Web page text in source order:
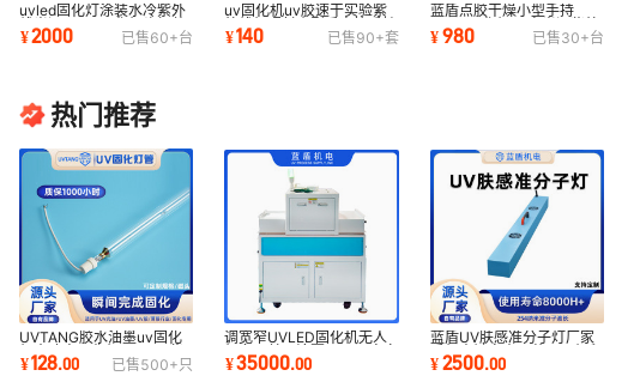
uvled固化灯涂装水冷紫外
线光源leduv固化灯头加装
固化机设备蓝盾
¥2000 已售60+台
uv固化机uv胶速干实验紫
外线灯照射小型手电筒手持
式uvled灯光固
¥140 已售90+套
蓝盾点胶干燥小型手持
uvled固化灯uv点光源紫外
线灯365nm设备现货
¥980 已售30+台
热门推荐
UVTANG胶水油墨uv固化
灯大功率固化机365nm紫
外线8kw石英高压汞灯
¥128.00 已售500+ 只
调宽窄UVLED固化机无人
机多层单面涂覆PCB调宽窄
UVLED风冷固化机
¥35000.00
蓝盾UV肤感准分子灯厂家
手机壳键盘表面蓝牙耳机鼠
标表面uv肤感
¥2500.00